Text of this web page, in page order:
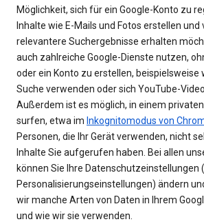
Möglichkeit, sich für ein Google-Konto zu
Inhalte wie E-Mails und Fotos erstellen
relevantere Suchergebnisse erhalten
auch zahlreiche Google-Dienste nutzen,
oder ein Konto zu erstellen, beispielsweise
Suche verwenden oder sich YouTube-
Außerdem ist es möglich, in einem
surfen, etwa im Inkognitomodus von
Personen, die Ihr Gerät verwenden, nicht
Inhalte Sie aufgerufen haben. Bei allen
können Sie Ihre Datenschutzeinstellungen
Personalisierungseinstellungen) ändern
wir manche Arten von Daten in Ihrem
und wie wir sie verwenden.